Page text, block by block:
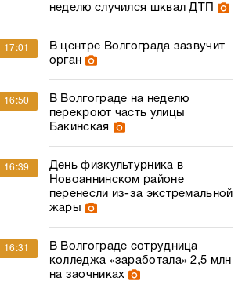
неделю случился шквал ДТП
17:01
В центре Волгограда зазвучит
орган
16:50
В Волгограде на неделю
перекроют часть улицы
Бакинская
16:39
День физкультурника в
Новоаннинском районе
перенесли из-за экстремальной
жары
16:31
В Волгограде сотрудница
колледжа «заработала» 2,5 млн
на заочниках